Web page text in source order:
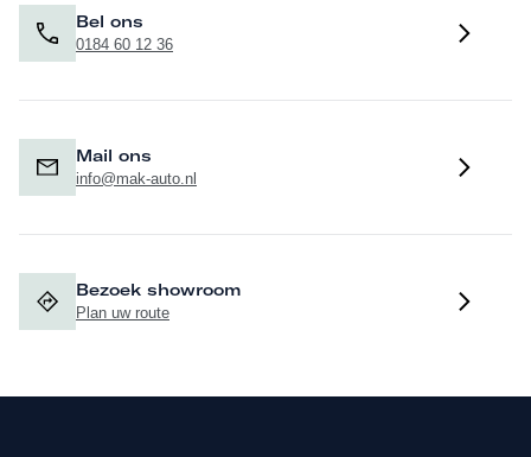
Bel ons
0184 60 12 36
Mail ons
info@mak-auto.nl
Bezoek showroom
Plan uw route